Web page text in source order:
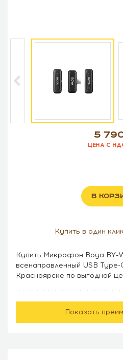
5
ЦЕНА С
В
Купить в один клик
Купить Микрофон Boya BY-
всенаправленный USB
Красноярске по выгодной
Показать